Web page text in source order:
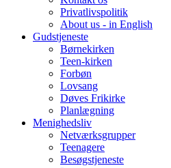
Privatlivspolitik
About us - in English
Gudstjeneste
Børnekirken
Teen-kirken
Forbøn
Lovsang
Døves Frikirke
Planlægning
Menighedsliv
Netværksgrupper
Teenagere
Besøgstjeneste